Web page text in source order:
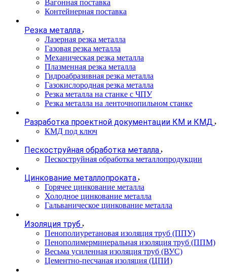
Вагонная поставка
Контейнерная поставка
Резка металла
Лазерная резка металла
Газовая резка металла
Механическая резка металла
Плазменная резка металла
Гидроабразивная резка металла
Газокислородная резка металла
Резка металла на станке с ЧПУ
Резка металла на ленточнопильном станке
Разработка проектной документации КМ и КМД
КМД под ключ
Пескоструйная обработка металла
Пескоструйная обработка металлопродукции
Цинкование металлопроката
Горячее цинкование металла
Холодное цинкование металла
Гальваническое цинкование металла
Изоляция труб
Пенополиуретановая изоляция труб (ППУ)
Пенополимерминеральная изоляция труб (ППМ)
Весьма усиленная изоляция труб (ВУС)
Цементно-песчаная изоляция (ЦПИ)